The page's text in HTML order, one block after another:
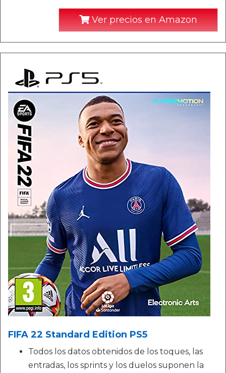
Ver precios en Amazon
FIFA 22 Standard Edition PS5
Todos los datos obtenidos de los toques, las
entradas, los sprints y los duelos suponen la